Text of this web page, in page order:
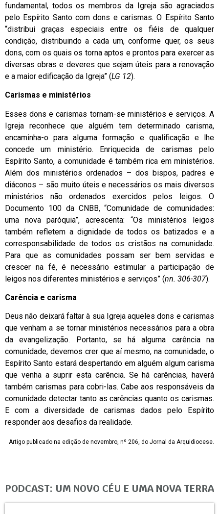
fundamental, todos os membros da Igreja são agraciados
pelo Espírito Santo com dons e carismas. O Espírito Santo
“distribui graças especiais entre os fiéis de qualquer
condição, distribuindo a cada um, conforme quer, os seus
dons, com os quais os torna aptos e prontos para exercer as
diversas obras e deveres que sejam úteis para a renovação
e a maior edificação da Igreja” (LG 12).
Carismas e ministérios
Esses dons e carismas tornam-se ministérios e serviços. A
Igreja reconhece que alguém tem determinado carisma,
encaminha-o para alguma formação e qualificação e lhe
concede um ministério. Enriquecida de carismas pelo
Espírito Santo, a comunidade é também rica em ministérios.
Além dos ministérios ordenados – dos bispos, padres e
diáconos – são muito úteis e necessários os mais diversos
ministérios não ordenados exercidos pelos leigos. O
Documento 100 da CNBB, “Comunidade de comunidades:
uma nova paróquia”, acrescenta: “Os ministérios leigos
também refletem a dignidade de todos os batizados e a
corresponsabilidade de todos os cristãos na comunidade.
Para que as comunidades possam ser bem servidas e
crescer na fé, é necessário estimular a participação de
leigos nos diferentes ministérios e serviços” (nn. 306-307).
Carência e carisma
Deus não deixará faltar à sua Igreja aqueles dons e carismas
que venham a se tornar ministérios necessários para a obra
da evangelização. Portanto, se há alguma carência na
comunidade, devemos crer que aí mesmo, na comunidade, o
Espírito Santo estará despertando em alguém algum carisma
que venha a suprir esta carência. Se há carências, haverá
também carismas para cobri-las. Cabe aos responsáveis da
comunidade detectar tanto as carências quanto os carismas.
E com a diversidade de carismas dados pelo Espírito
responder aos desafios da realidade.
Artigo publicado na edição de novembro, nº 206, do Jornal da Arquidiocese.
PODCAST: UM NOVO CÉU E UMA NOVA TERRA